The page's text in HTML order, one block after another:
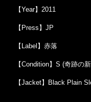
【Year】2011
【Press】JP
【Label】赤落
【Condition】S (奇跡の
【Jacket】Black Plain